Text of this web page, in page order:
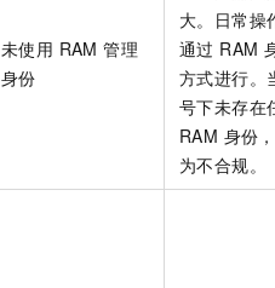
未使用 RAM 管理
身份
大。日常操
通过 RAM
方式进行。
号下未存在
RAM 身份
为不合规。